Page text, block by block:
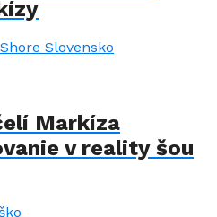
Markíza
v reality šou